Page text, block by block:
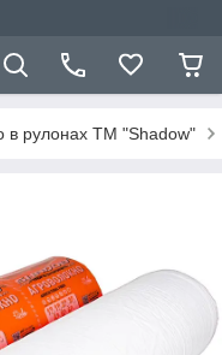
в рулонах ТМ "Shadow"